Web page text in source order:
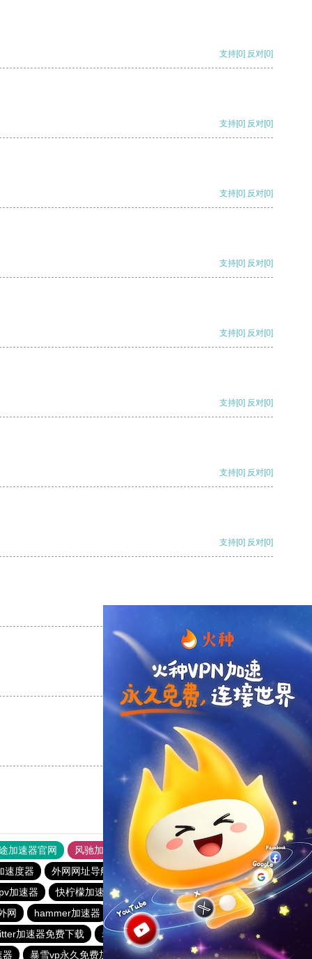
支持[0] 反对[0]
支持[0] 反对[0]
支持[0] 反对[0]
支持[0] 反对[0]
支持[0] 反对[0]
支持[0] 反对[0]
支持[0] 反对[0]
支持[0] 反对[0]
支持 [0] 反对 [0]
支持
加速器官网 风驰加速器
旋风加速器
速度器 外网网址导航 软件中心 雷霆加速
狂飙加速器
加速器 快柠檬加速器
免费梯子加速器app七天
网 hammer加速器 快连加速器app
vp加速器官网
加速器免费下载 老王加速器
极光加速器
器 暴雪vp永久免费加速器下载官网 ios加速器 快联加速器